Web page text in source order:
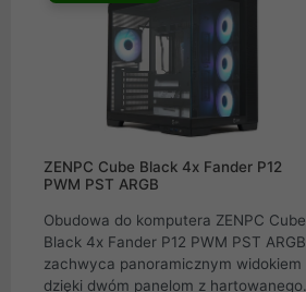
ZENPC Cube Black 4x Fander P12
PWM PST ARGB
Obudowa do komputera ZENPC Cube
Black 4x Fander P12 PWM PST ARGB
zachwyca panoramicznym widokiem
dzięki dwóm panelom z hartowanego